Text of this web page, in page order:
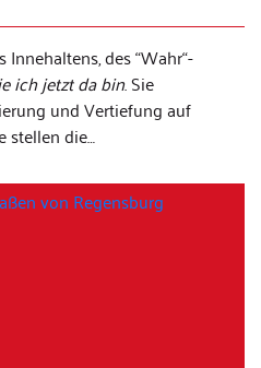
des “Wahr“-
ich jetzt da bin. Sie
und Vertiefung auf
stellen die…